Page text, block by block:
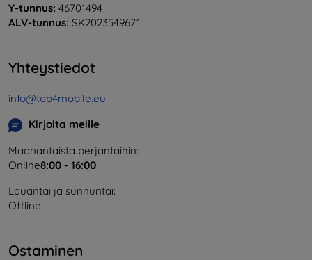
Y-tunnus: 46701494
ALV-tunnus: SK2023549671
Yhteystiedot
info@top4mobile.eu
Kirjoita meille
Maanantaista perjantaihin:
Online8:00 - 16:00
Lauantai ja sunnuntai:
Offline
Ostaminen